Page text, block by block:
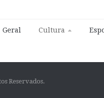
Geral Cultura
Reservados.